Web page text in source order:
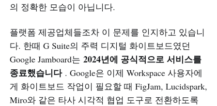
의 정확한 모습이 아닙니다.
플랫폼 제공업체들조차 이 문제를 인지하고 있습니
다. 한때 G Suite의 주력 디지털 화이트보드였던
Google Jamboard는 2024년에 공식적으로 서비스를
종료했습니다. Google은 이제 Workspace 사용자에
게 화이트보드 작업이 필요할 때 FigJam, Lucidspark,
Miro와 같은 타사 시각적 협업 도구로 전환하도록